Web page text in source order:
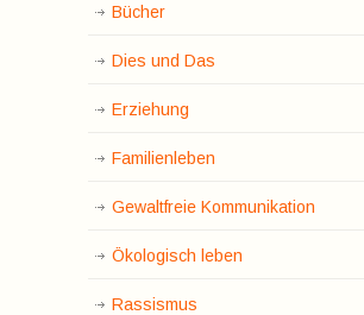
Bücher
Dies und Das
Erziehung
Familienleben
Gewaltfreie Kommunikation
Ökologisch leben
Rassismus